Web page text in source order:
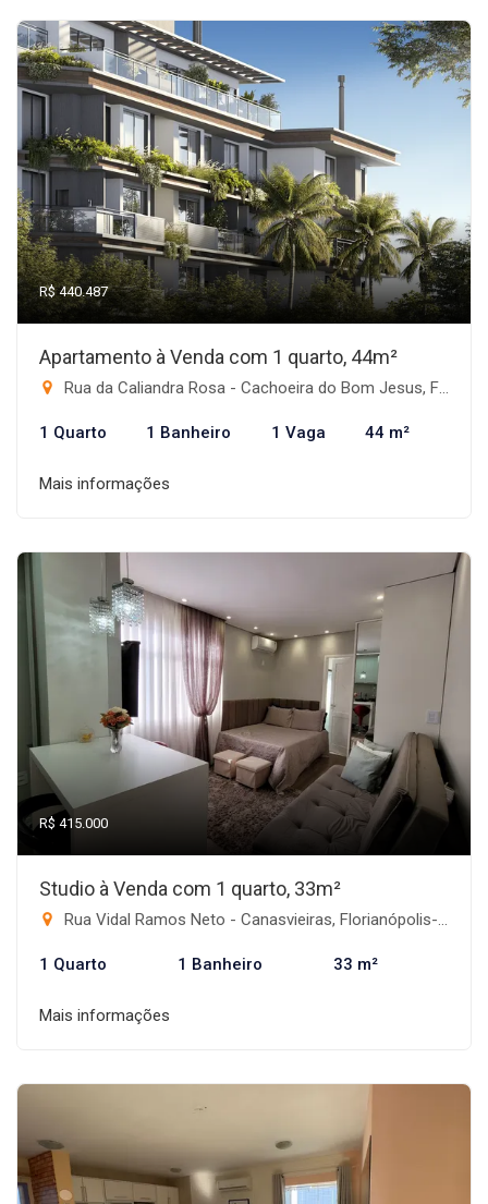
R$ 440.487
Apartamento à Venda com 1 quarto, 44m²
Rua da Caliandra Rosa - Cachoeira do Bom Jesus, Florianópolis-SC
1 Quarto 1 Banheiro 1 Vaga 44 m²
Mais informações
R$ 415.000
Studio à Venda com 1 quarto, 33m²
Rua Vidal Ramos Neto - Canasvieiras, Florianópolis-SC
1 Quarto 1 Banheiro 33 m²
Mais informações